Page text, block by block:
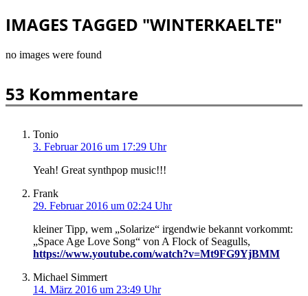
IMAGES TAGGED "WINTERKAELTE"
no images were found
53 Kommentare
Tonio
3. Februar 2016 um 17:29 Uhr
Yeah! Great synthpop music!!!
Frank
29. Februar 2016 um 02:24 Uhr
kleiner Tipp, wem „Solarize“ irgendwie bekannt vorkommt:
„Space Age Love Song“ von A Flock of Seagulls,
https://www.youtube.com/watch?v=Mt9FG9YjBMM
Michael Simmert
14. März 2016 um 23:49 Uhr